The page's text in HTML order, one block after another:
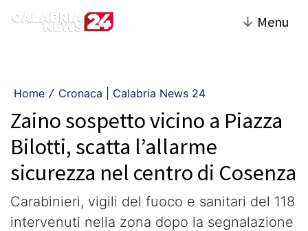
↓ Menu
Home / Cronaca | Calabria News 24
Zaino sospetto vicino a Piazza
Bilotti, scatta l’allarme
sicurezza nel centro di Cosenza
Carabinieri, vigili del fuoco e sanitari del 118
intervenuti nella zona dopo la segnalazione